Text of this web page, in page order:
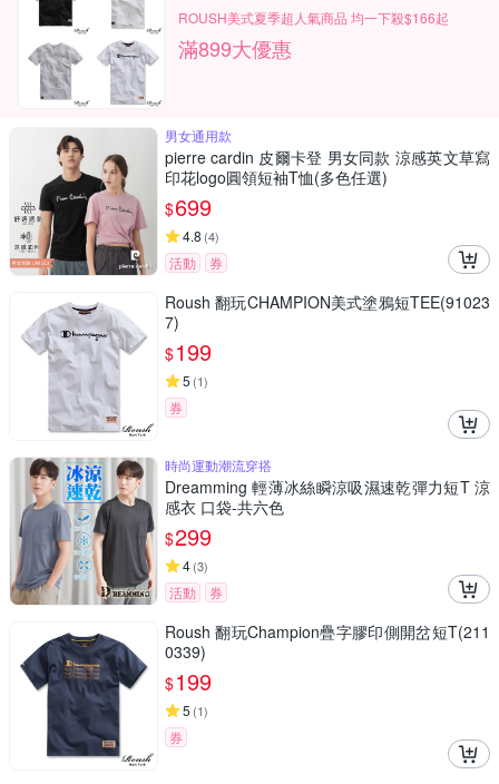
ROUSH美式夏季超人氣商品 均一下殺$166起
滿899大優惠
男女通用款
pierre cardin 皮爾卡登 男女同款 涼感英文草寫
印花logo圓領短袖T恤(多色任選)
$699
4.8 (4)
活動 券
Roush 翻玩CHAMPION美式塗鴉短TEE(91023
7)
$199
5 (1)
券
時尚運動潮流穿搭
Dreamming 輕薄冰絲瞬涼吸濕速乾彈力短T 涼
感衣 口袋-共六色
$299
4(3)
活動 券
Roush 翻玩Champion疊字膠印側開岔短T(211
0339)
$199
5 (1)
券